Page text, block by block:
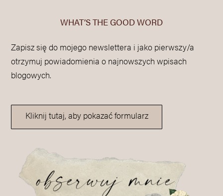
WHAT’S THE GOOD WORD
Zapisz się do mojego newslettera i jako pierwszy/a
otrzymuj powiadomienia o najnowszych wpisach
blogowych.
Kliknij tutaj, aby pokazać formularz